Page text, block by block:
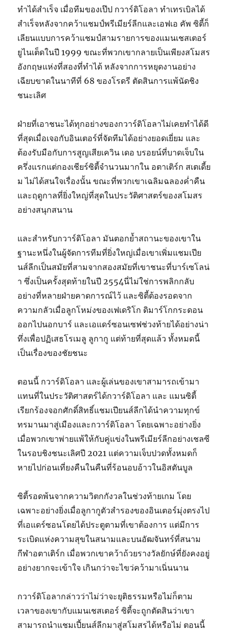
ทำได้สำเร็จ เมื่อทีมของเป๊ป กวาร์ดิโอลา ทำเทรเบิลได้
สำเร็จหลังจากคว้าแชมป์พรีเมียร์ลีกและเอฟเอ คัพ ซิตี้ก็
เลียนแบบการคว้าแชมป์สามรายการของแมนเชสเตอร์
ยูไนเต็ดในปี 1999 ขณะที่พวกเขากลายเป็นเพียงสโมสร
อังกฤษแห่งที่สองที่ทำได้ หลังจากการหยุดงานอย่าง
เฉียบขาดในนาทีที่ 68 ของโรดรี ตัดสินการแพ้นัดชิง
ชนะเลิศ
ฝ่ายที่เอาชนะได้ทุกอย่างของกวาร์ดิโอลาไม่เคยทำได้ดี
ที่สุดเมื่อเจอกับอินเตอร์ที่จัดทีมได้อย่างยอดเยี่ยม และ
ต้องรับมือกับการสูญเสียเควิน เดอ บรอยน์ที่บาดเจ็บใน
ครึ่งแรกแต่กองเชียร์ซิตี้จำนวนมากใน อตาเติร์ก สเตเดี้ย
ม ไม่ได้สนใจเรื่องนั้น ขณะที่พวกเขาเฉลิมฉลองค่ำคืน
และฤดูกาลที่ยิ่งใหญ่ที่สุดในประวัติศาสตร์ของสโมสร
อย่างสนุกสนาน
และสำหรับกวาร์ดิโอลา มันตอกย้ำสถานะของเขาใน
ฐานะหนึ่งในผู้จัดการทีมที่ยิ่งใหญ่เมื่อเขาเพิ่มแชมเปีย
นส์ลีกเป็นสมัยที่สามจากสองสมัยที่เขาชนะที่บาร์เซโลน่
า ซึ่งเป็นครั้งสุดท้ายในปี 2554นี่ไม่ใช่การพลิกกลับ
อย่างที่หลายฝ่ายคาดการณ์ไว้ และซิตี้ต้องรอดจาก
ความกลัวเมื่อลูกโหม่งของเฟเดริโก ดิมาร์โกกระดอน
ออกไปนอกบาร์ และเอแดร์ซอนเซฟช่วงท้ายได้อย่างน่า
ทึ่งเพื่อปฏิเสธโรเมลู ลูกากู แต่ท้ายที่สุดแล้ว ทั้งหมดนี้
เป็นเรื่องของชัยชนะ
ตอนนี้ กวาร์ดิโอลา และผู้เล่นของเขาสามารถเข้ามา
แทนที่ในประวัติศาสตร์ได้กวาร์ดิโอลา และ แมนซิตี้
เรียกร้องจอกศักดิ์สิทธิ์แชมเปียนส์ลีกได้นำความทุกข์
ทรมานมาสู่เมืองและกวาร์ดิโอลา โดยเฉพาะอย่างยิ่ง
เมื่อพวกเขาพ่ายแพ้ให้กับคู่แข่งในพรีเมียร์ลีกอย่างเชลซี
ในรอบชิงชนะเลิศปี 2021 แต่ความเจ็บปวดทั้งหมดก็
หายไปก่อนเที่ยงคืนในคืนที่ร้อนอบอ้าวในอิสตันบูล
ซิตี้รอดพ้นจากความวิตกกังวลในช่วงท้ายเกม โดย
เฉพาะอย่างยิ่งเมื่อลูกากูตัวสำรองของอินเตอร์มุ่งตรงไป
ที่เอแดร์ซอนโดยได้ประตูตามที่เขาต้องการ แต่มีการ
ระเบิดแห่งความสุขในสนามและบนอัฒจันทร์ที่สนาม
กีฬาอตาเติร์ก เมื่อพวกเขาคว้าถ้วยรางวัลยักษ์ที่ยังคงอยู่
อย่างยากจะเข้าใจ เกินกว่าจะไขว่คว้ามาเนิ่นนาน
กวาร์ดิโอลากล่าวว่าไม่ว่าจะยุติธรรมหรือไม่ก็ตาม
เวลาของเขากับแมนเชสเตอร์ ซิตี้จะถูกตัดสินว่าเขา
สามารถนำแชมเปี้ยนส์ลีกมาสู่สโมสรได้หรือไม่ ตอนนี้